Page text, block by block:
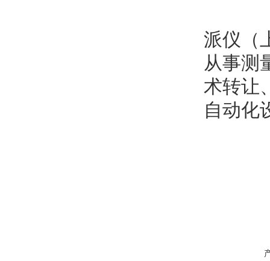
派仪（
从事测
术转让
自动化